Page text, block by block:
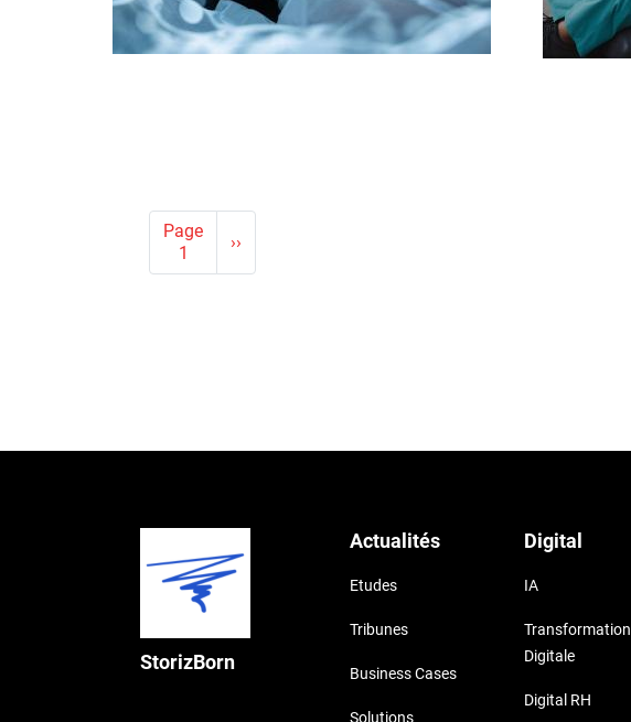
Page
1
Page
suivante
››
StorizBorn
Actualités
Etudes
Tribunes
Business Cases
Solutions
Digital
IA
Transformation
Digitale
Digital RH